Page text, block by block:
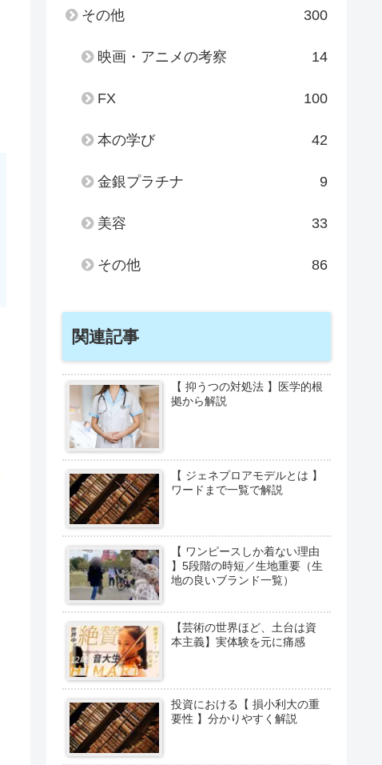
その他 300
映画・アニメの考察 14
FX 100
本の学び 42
金銀プラチナ 9
美容 33
その他 86
関連記事
【 抑うつの対処法 】医学的根
拠から解説
【 ジェネプロアモデルとは 】
ワードまで一覧で解説
【 ワンピースしか着ない理由
】5段階の時短／生地重要（生
地の良いブランド一覧）
【芸術の世界ほど、土台は資
本主義】実体験を元に痛感
投資における【 損小利大の重
要性 】分かりやすく解説